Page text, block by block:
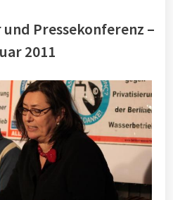
Pressekonferenz –
2011